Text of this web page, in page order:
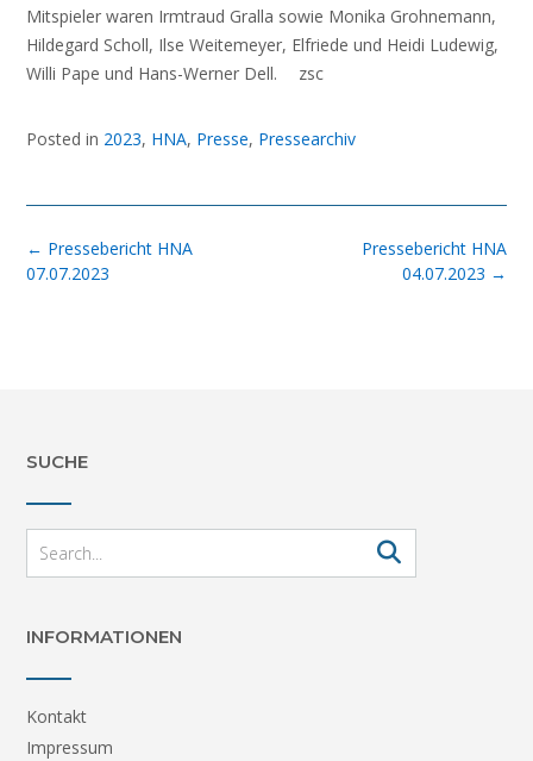
Mitspieler waren Irmtraud Gralla sowie Monika Grohnemann,
Hildegard Scholl, Ilse Weitemeyer, Elfriede und Heidi Ludewig,
Willi Pape und Hans-Werner Dell. zsc
Posted in 2023, HNA, Presse, Pressearchiv
Post
navigation
Pressebericht HNA
04.07.2023 →
← Pressebericht HNA
07.07.2023
SUCHE
INFORMATIONEN
Kontakt
Impressum